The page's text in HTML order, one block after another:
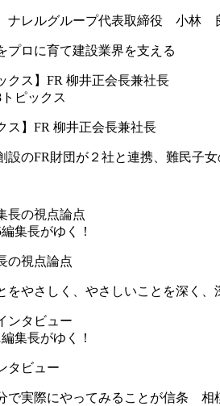
】ナレルグループ代表取締役 小林
プロに育て建設業界を支える
トピックス
ス】FR 柳井正会長兼社長
設のFR財団が２社と連携、難民子
編集長がゆく！
の視点論点
をやさしく、やさしいことを深く、
編集長がゆく！
タビュー
で実際にやってみることが信条